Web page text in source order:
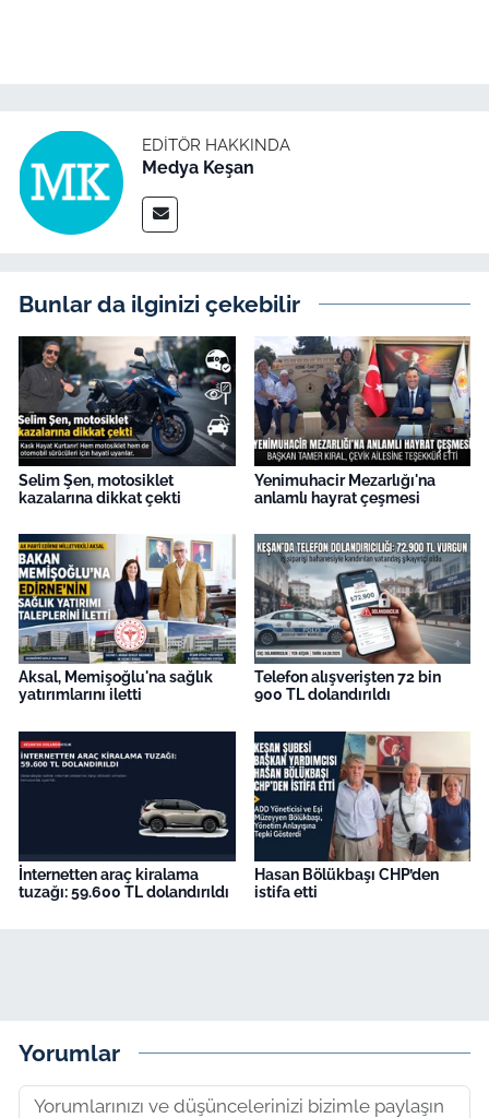
EDITÖR HAKKINDA
Medya Keşan
Bunlar da ilginizi çekebilir
Selim Şen, motosiklet
kazalarına dikkat çekti
Yenimuhacir Mezarlığı'na
anlamlı hayrat çeşmesi
Aksal, Memişoğlu'na sağlık
yatırımlarını iletti
Telefon alışverişten 72 bin
900 TL dolandırıldı
İnternetten araç kiralama
tuzağı: 59.600 TL dolandırıldı
Hasan Bölükbaşı CHP’den
istifa etti
Yorumlar
Magazin
İş Dünyası
English News
Canlı Maç
Finans
Genel-A
Gündem-Eğitim